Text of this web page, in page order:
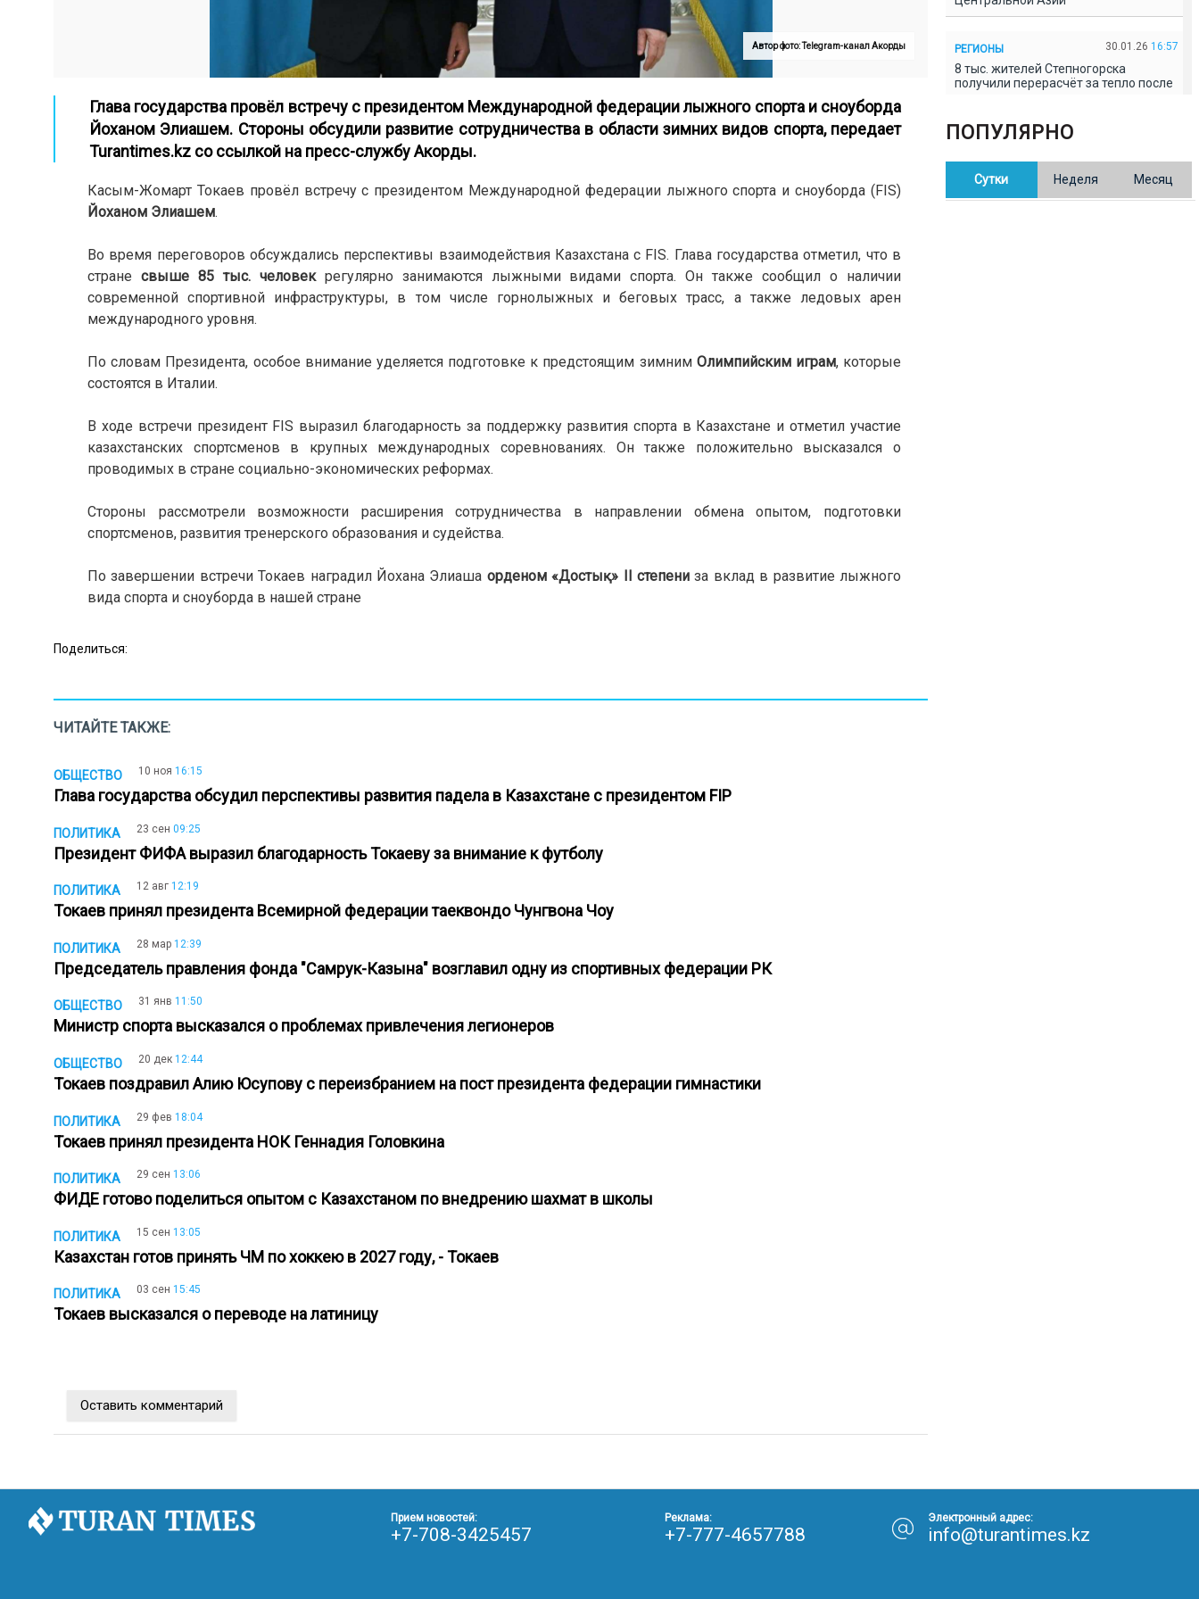
Автор фото: Telegram-канал Акорды
Глава государства провёл встречу с президентом Международной федерации лыжного спорта и сноуборда
Йоханом Элиашем. Стороны обсудили развитие сотрудничества в области зимних видов спорта, передает
Turantimes.kz со ссылкой на пресс-службу Акорды.
Касым-Жомарт Токаев провёл встречу с президентом Международной федерации лыжного спорта и сноуборда (FIS)
Йоханом Элиашем.
Во время переговоров обсуждались перспективы взаимодействия Казахстана с FIS. Глава государства отметил, что в
стране свыше 85 тыс. человекрегулярно занимаются лыжными видами спорта. Он также сообщил о наличии
современной спортивной инфраструктуры, в том числе горнолыжных и беговых трасс, а также ледовых арен
международного уровня.
По словам Президента, особое внимание уделяется подготовке к предстоящим зимним Олимпийским играм, которые
состоятся в Италии.
В ходе встречи президент FIS выразил благодарность за поддержку развития спорта в Казахстане и отметил участие
казахстанских спортсменов в крупных международных соревнованиях. Он также положительно высказался о
проводимых в стране социально-экономических реформах.
Стороны рассмотрели возможности расширения сотрудничества в направлении обмена опытом, подготовки
спортсменов, развития тренерского образования и судейства.
По завершении встречи Токаев наградил Йохана Элиаша орденом «Достық» II степени за вклад в развитие лыжного
вида спорта и сноуборда в нашей стране
Поделиться:
ЧИТАЙТЕ ТАКЖЕ:
ОБЩЕСТВО 10 ноя 16:15
Глава государства обсудил перспективы развития падела в Казахстане с президентом FIP
ПОЛИТИКА 23 сен 09:25
Президент ФИФА выразил благодарность Токаеву за внимание к футболу
ПОЛИТИКА 12 авг 12:19
Токаев принял президента Всемирной федерации таеквондо Чунгвона Чоу
ПОЛИТИКА 28 мар 12:39
Председатель правления фонда "Самрук-Казына" возглавил одну из спортивных федерации РК
ОБЩЕСТВО 31 янв 11:50
Министр спорта высказался о проблемах привлечения легионеров
ОБЩЕСТВО 20 дек 12:44
Токаев поздравил Алию Юсупову с переизбранием на пост президента федерации гимнастики
ПОЛИТИКА 29 фев 18:04
Токаев принял президента НОК Геннадия Головкина
ПОЛИТИКА 29 сен 13:06
ФИДЕ готово поделиться опытом с Казахстаном по внедрению шахмат в школы
ПОЛИТИКА 15 сен 13:05
Казахстан готов принять ЧМ по хоккею в 2027 году, - Токаев
ПОЛИТИКА 03 сен 15:45
Токаев высказался о переводе на латиницу
Оставить комментарий
РЕГИОНЫ 30.01.26 16:57
8 тыс. жителей Степногорска
получили перерасчёт за тепло после
В Казахстане готовят новую
редакцию Конституции: меняется
ПОПУЛЯРНО
Сутки Неделя Месяц
Прием новостей:
+7-708-3425457
Реклама:
+7-777-4657788
Электронный адрес:
info@turantimes.kz